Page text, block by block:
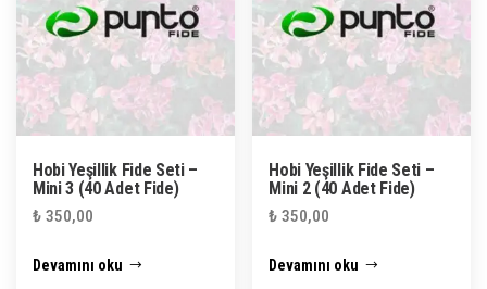
Hobi Yeşillik Fide Seti –
Mini 3 (40 Adet Fide)
₺ 350,00
Devamını oku
Hobi Yeşillik Fide Seti –
Mini 2 (40 Adet Fide)
₺ 350,00
Devamını oku